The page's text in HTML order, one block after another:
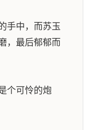
手中，而苏玉
，最后郁郁而
个可怜的炮